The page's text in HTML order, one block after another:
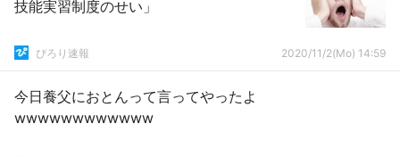
技能実習制度のせい」
ぴろり速報 2020/11/2(Mo) 14:59
今日養父におとんって言ってやったよ
wwwwwwwwwwww